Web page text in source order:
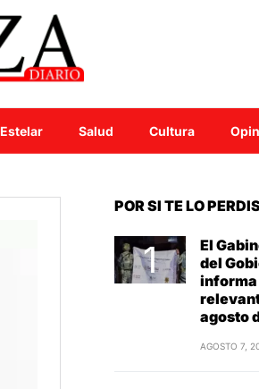
Estelar Salud Cultura
POR SI TE LO
El
del
agosto
AGOSTO 7,